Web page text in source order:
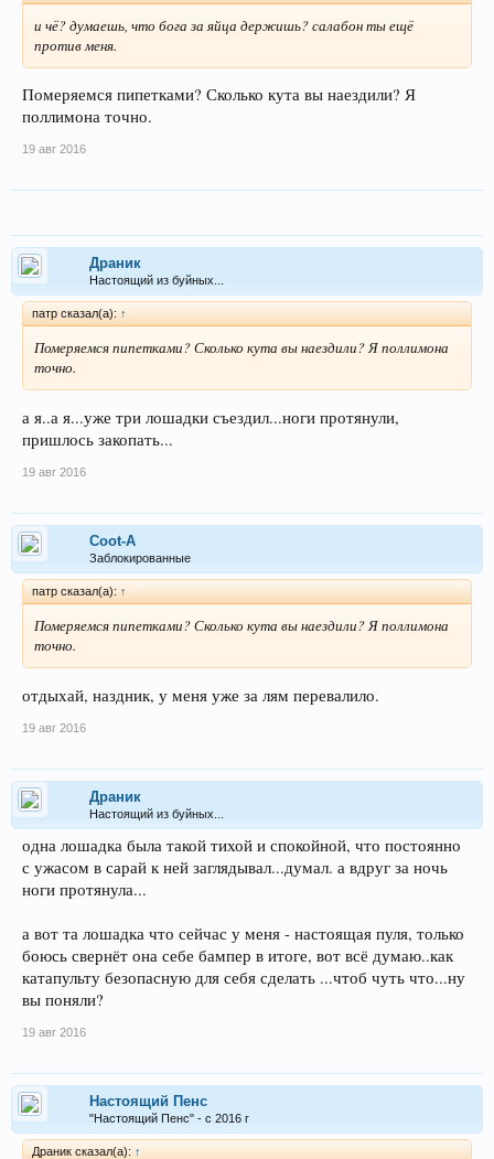
и чё? думаешь, что бога за яйца держишь? салабон ты ещё
против меня.
Померяемся пипетками? Сколько кута вы наездили? Я
поллимона точно.
19 авг 2016
Драник
Настоящий из буйных...
патр сказал(а): ↑
Померяемся пипетками? Сколько кута вы наездили? Я поллимона
точно.
а я..а я...уже три лошадки съездил...ноги протянули,
пришлось закопать...
19 авг 2016
Coot-A
Заблокированные
патр сказал(а): ↑
Померяемся пипетками? Сколько кута вы наездили? Я поллимона
точно.
отдыхай, наздник, у меня уже за лям перевалило.
19 авг 2016
Драник
Настоящий из буйных...
одна лошадка была такой тихой и спокойной, что постоянно
с ужасом в сарай к ней заглядывал...думал. а вдруг за ночь
ноги протянула...
а вот та лошадка что сейчас у меня - настоящая пуля, только
боюсь свернёт она себе бампер в итоге, вот всё думаю..как
катапульту безопасную для себя сделать ...чтоб чуть что...ну
вы поняли?
19 авг 2016
Настоящий Пенс
"Настоящий Пенс" - с 2016 г
Драник сказал(а): ↑